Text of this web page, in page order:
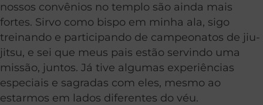
nossos convênios no templo são ainda mais
fortes. Sirvo como bispo em minha ala, sigo
treinando e participando de campeonatos de jiu-
jitsu, e sei que meus pais estão servindo uma
missão, juntos. Já tive algumas experiências
especiais e sagradas com eles, mesmo ao
estarmos em lados diferentes do véu.